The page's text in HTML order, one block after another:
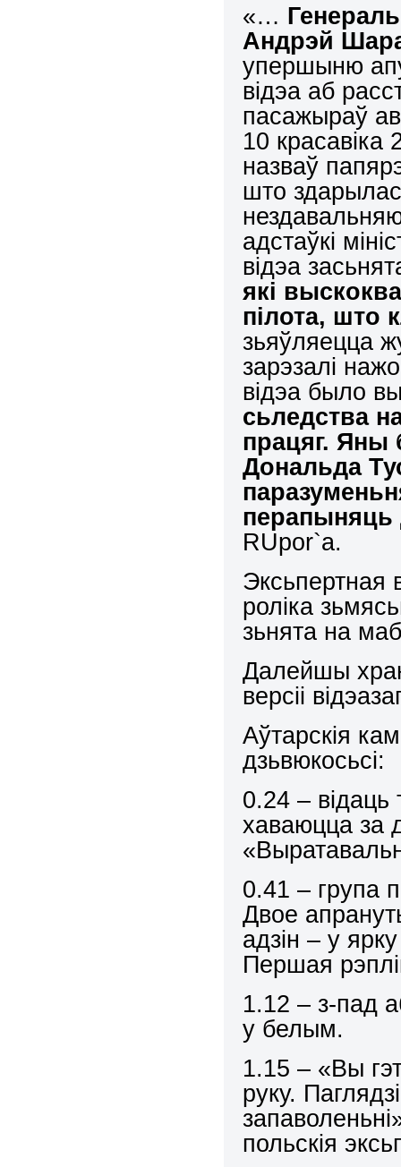
«…
Андрэй
упершыню
відэа аб
пасажыраў
10
назваў
што
адстаўкі
відэа
які
пілота, што
зьяўляецца
зарэзалі
відэа было
сьледства
працяг. Яны
Дональда
перапыняць
RUpor`а.
Эксьпертная
роліка
зьнята на
Далейшы
версіі
Аўтарскія
дзьвюкосьсі:
0.24 –
хаваюцца за
0.41 – група
Двое
адзін – у
Першая
1.12 – з-пад
у белым.
1.15 – «Вы
руку.
польскія